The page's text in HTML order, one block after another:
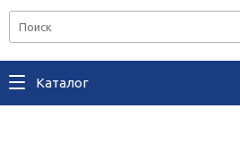
Каталог